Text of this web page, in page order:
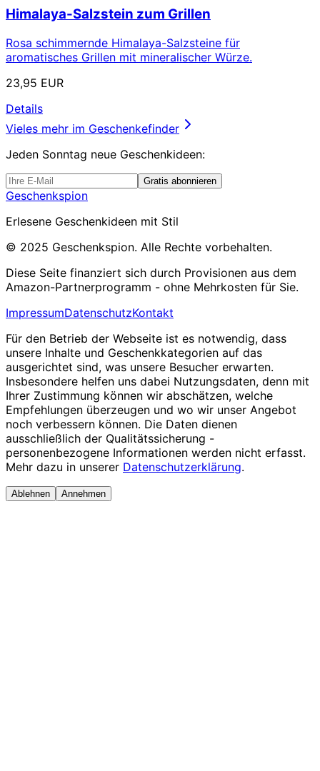
Himalaya-Salzstein zum Grillen
Rosa schimmernde Himalaya-Salzsteine für
aromatisches Grillen mit mineralischer Würze.
23,95 EUR
Details
Vieles mehr im Geschenkefinder
Jeden Sonntag neue Geschenkideen:
Gratis abonnieren
Geschenkspion
Erlesene Geschenkideen mit Stil
© 2025 Geschenkspion. Alle Rechte vorbehalten.
Diese Seite finanziert sich durch Provisionen aus dem
Amazon-Partnerprogramm - ohne Mehrkosten für Sie.
ImpressumDatenschutzKontakt
Für den Betrieb der Webseite ist es notwendig, dass
unsere Inhalte und Geschenkkategorien auf das
ausgerichtet sind, was unsere Besucher erwarten.
Insbesondere helfen uns dabei Nutzungsdaten, denn mit
Ihrer Zustimmung können wir abschätzen, welche
Empfehlungen überzeugen und wo wir unser Angebot
noch verbessern können. Die Daten dienen
ausschließlich der Qualitätssicherung -
personenbezogene Informationen werden nicht erfasst.
Mehr dazu in unserer Datenschutzerklärung.
Ablehnen Annehmen